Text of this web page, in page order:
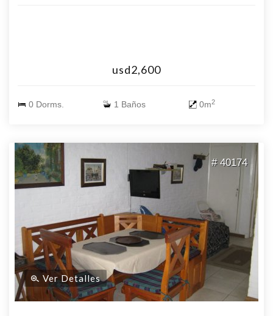
usd2,600
0 Dorms. 1 Baños 0m2
# 40174
Ver Detalles